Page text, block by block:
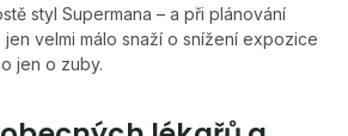
styl Supermana – a při plánování
velmi málo snaží o snížení expozice
jen o zuby.